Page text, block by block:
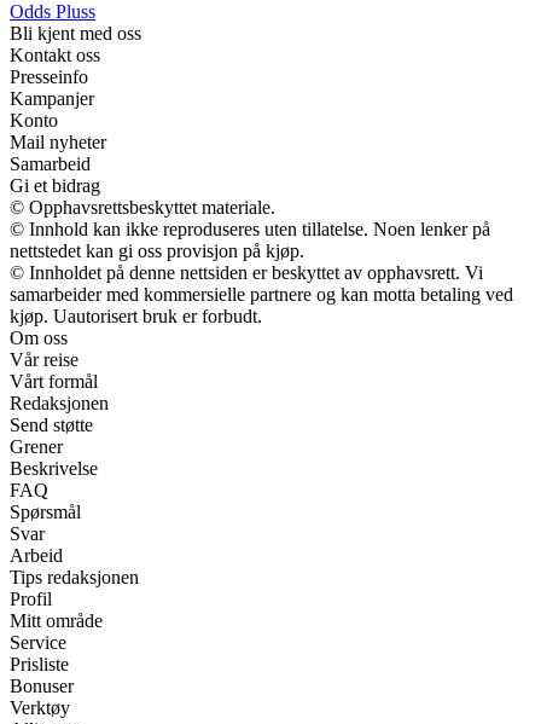
Odds Pluss
Bli kjent med oss
Kontakt oss
Presseinfo
Kampanjer
Konto
Mail nyheter
Samarbeid
Gi et bidrag
© Opphavsrettsbeskyttet materiale.
© Innhold kan ikke reproduseres uten tillatelse. Noen lenker på
nettstedet kan gi oss provisjon på kjøp.
© Innholdet på denne nettsiden er beskyttet av opphavsrett. Vi
samarbeider med kommersielle partnere og kan motta betaling ved
kjøp. Uautorisert bruk er forbudt.
Om oss
Vår reise
Vårt formål
Redaksjonen
Send støtte
Grener
Beskrivelse
FAQ
Spørsmål
Svar
Arbeid
Tips redaksjonen
Profil
Mitt område
Service
Prisliste
Bonuser
Verktøy